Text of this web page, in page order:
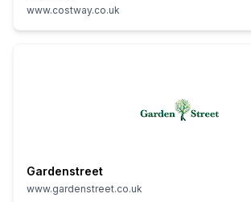
www.costway.co.uk
Gardenstreet
www.gardenstreet.co.uk